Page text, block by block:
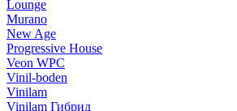
Lounge
Murano
New Age
Progressive House
Veon WPC
Vinil-boden
Vinilam
Vinilam Гибрид